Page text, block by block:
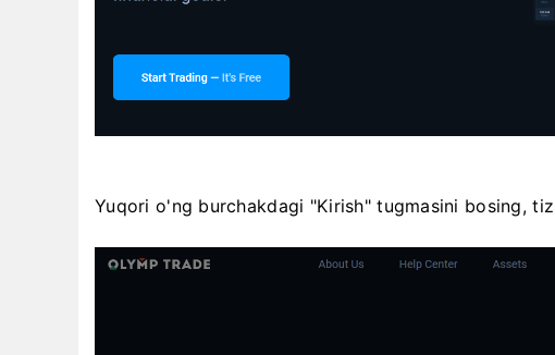
Yuqori o'ng burchakdagi "Kirish" tugmasini bosing,